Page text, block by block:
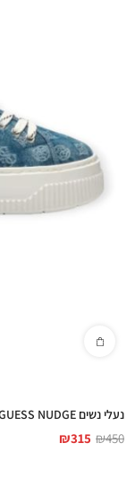
נעלי נשים GUESS NUDGE
₪450
₪315